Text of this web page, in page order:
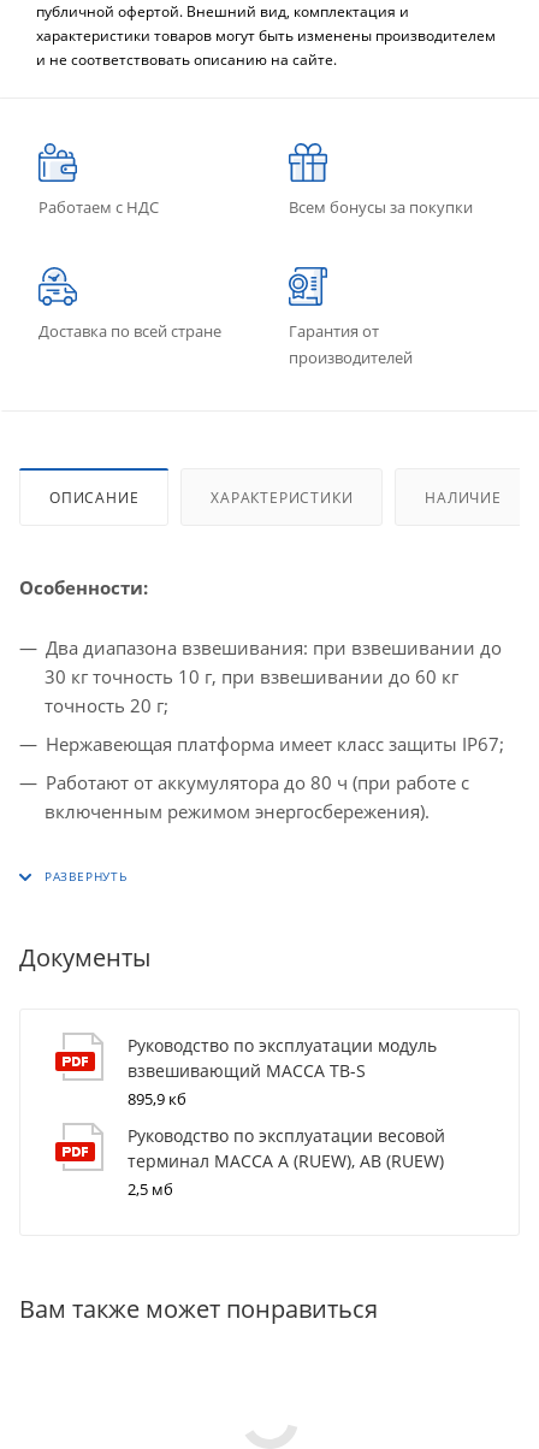
публичной офертой. Внешний вид, комплектация и
характеристики товаров могут быть изменены производителем
и не соответствовать описанию на сайте.
Работаем с НДС Всем бонусы за покупки
Доставка по всей стране
Гарантия от
производителей
ОПИСАНИЕ ХАРАКТЕРИСТИКИ НАЛИЧИЕ
Особенности:
Два диапазона взвешивания: при взвешивании до
30 кг точность 10 г, при взвешивании до 60 кг
точность 20 г;
Нержавеющая платформа имеет класс защиты IP67;
Работают от аккумулятора до 80 ч (при работе с
включенным режимом энергосбережения).
Документы
Руководство по эксплуатации модуль
взвешивающий МАССА TB-S
895,9 кб
Руководство по эксплуатации весовой
терминал МАССА A (RUEW), AB (RUEW)
2,5 мб
Вам также может понравиться